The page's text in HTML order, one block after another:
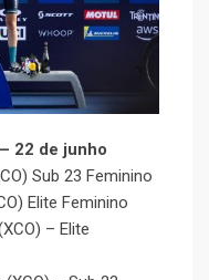
22 de junho
Sub 23 Feminino
Elite Feminino
– Elite